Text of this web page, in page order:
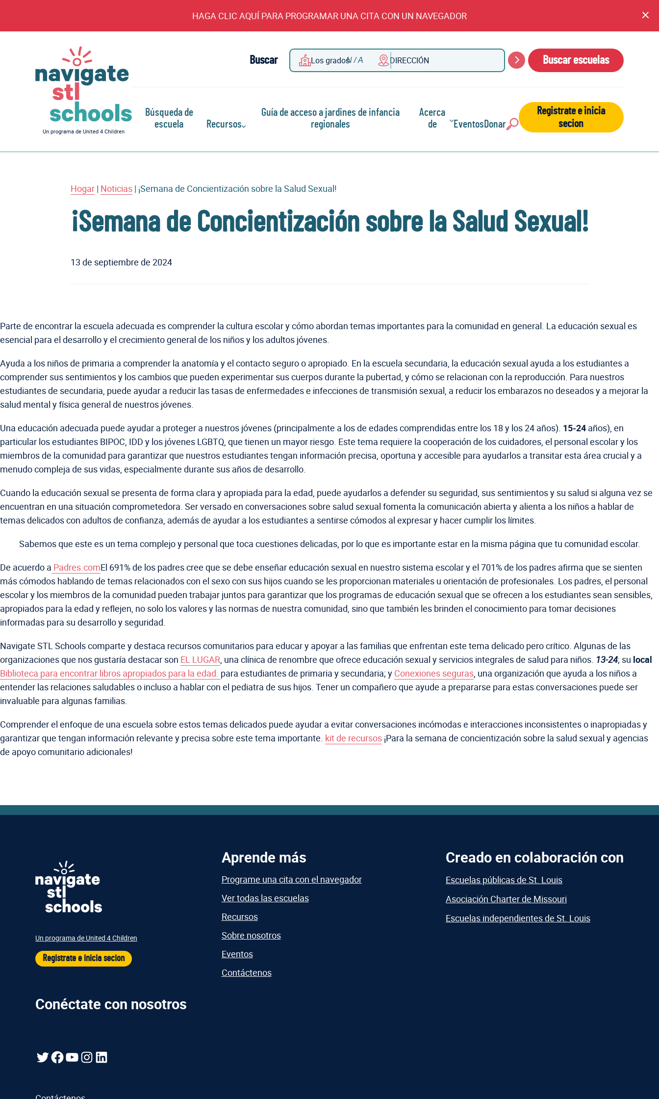
HAGA CLIC AQUÍ PARA PROGRAMAR UNA CITA CON UN NAVEGADOR
Navegar
las
Un programa de United 4 Children
Buscar Los grados DIRECCIÓN Buscar Buscar escuelas
Búsqueda de
escuela
Recursos
Guía de acceso a jardines de infancia
regionales
Acerca
de
EventosDonarBuscar:
Registrate e inicia
secion
Hogar| Noticias| ¡Semana de Concientización sobre la Salud Sexual!
¡Semana de Concientización sobre la Salud Sexual!
13 de septiembre de 2024
Parte de encontrar la escuela adecuada es comprender la cultura escolar y cómo abordan temas importantes para la comunidad en general. La educación sexual es
esencial para el desarrollo y el crecimiento general de los niños y los adultos jóvenes.
Ayuda a los niños de primaria a comprender la anatomía y el contacto seguro o apropiado. En la escuela secundaria, la educación sexual ayuda a los estudiantes a
comprender sus sentimientos y los cambios que pueden experimentar sus cuerpos durante la pubertad, y cómo se relacionan con la reproducción. Para nuestros
estudiantes de secundaria, puede ayudar a reducir las tasas de enfermedades e infecciones de transmisión sexual, a reducir los embarazos no deseados y a mejorar la
salud mental y física general de nuestros jóvenes.
Una educación adecuada puede ayudar a proteger a nuestros jóvenes (principalmente a los de edades comprendidas entre los 18 y los 24 años). 15-24 años), en
particular los estudiantes BIPOC, IDD y los jóvenes LGBTQ, que tienen un mayor riesgo. Este tema requiere la cooperación de los cuidadores, el personal escolar y los
miembros de la comunidad para garantizar que nuestros estudiantes tengan información precisa, oportuna y accesible para ayudarlos a transitar esta área crucial y a
menudo compleja de sus vidas, especialmente durante sus años de desarrollo.
Cuando la educación sexual se presenta de forma clara y apropiada para la edad, puede ayudarlos a defender su seguridad, sus sentimientos y su salud si alguna vez se
encuentran en una situación comprometedora. Ser versado en conversaciones sobre salud sexual fomenta la comunicación abierta y alienta a los niños a hablar de
temas delicados con adultos de confianza, además de ayudar a los estudiantes a sentirse cómodos al expresar y hacer cumplir los límites.
Sabemos que este es un tema complejo y personal que toca cuestiones delicadas, por lo que es importante estar en la misma página que tu comunidad escolar.
De acuerdo a Padres.comEl 691% de los padres cree que se debe enseñar educación sexual en nuestro sistema escolar y el 701% de los padres afirma que se sienten
más cómodos hablando de temas relacionados con el sexo con sus hijos cuando se les proporcionan materiales u orientación de profesionales. Los padres, el personal
escolar y los miembros de la comunidad pueden trabajar juntos para garantizar que los programas de educación sexual que se ofrecen a los estudiantes sean sensibles,
apropiados para la edad y reflejen, no solo los valores y las normas de nuestra comunidad, sino que también les brinden el conocimiento para tomar decisiones
informadas para su desarrollo y seguridad.
Navigate STL Schools comparte y destaca recursos comunitarios para educar y apoyar a las familias que enfrentan este tema delicado pero crítico. Algunas de las
organizaciones que nos gustaría destacar son EL LUGAR, una clínica de renombre que ofrece educación sexual y servicios integrales de salud para niños. 13-24; su local
Biblioteca para encontrar libros apropiados para la edad. para estudiantes de primaria y secundaria; y Conexiones seguras, una organización que ayuda a los niños a
entender las relaciones saludables o incluso a hablar con el pediatra de sus hijos. Tener un compañero que ayude a prepararse para estas conversaciones puede ser
invaluable para algunas familias.
Comprender el enfoque de una escuela sobre estos temas delicados puede ayudar a evitar conversaciones incómodas e interacciones inconsistentes o inapropiadas y
garantizar que tengan información relevante y precisa sobre este tema importante. kit de recursos ¡Para la semana de concientización sobre la salud sexual y agencias
de apoyo comunitario adicionales!
Un programa de United 4 Children
Registrate e inicia secion
Aprende más
Programe una cita con el navegador
Ver todas las escuelas
Recursos
Sobre nosotros
Eventos
Contáctenos
Creado en colaboración con
Escuelas públicas de St. Louis
Asociación Charter de Missouri
Escuelas independientes de St. Louis
Conéctate con nosotros
Gorjeo
Facebook
YouTube
Instagram
LinkedIn